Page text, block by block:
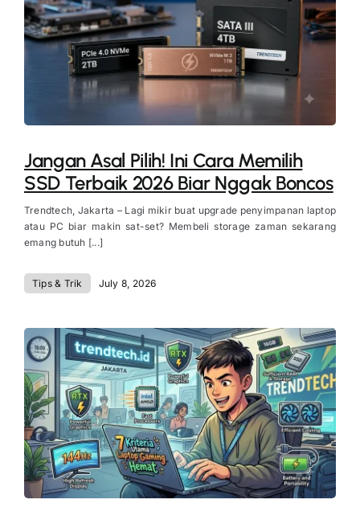
Jangan Asal Pilih! Ini Cara Memilih
SSD Terbaik 2026 Biar Nggak Boncos
Trendtech, Jakarta – Lagi mikir buat upgrade penyimpanan laptop
atau PC biar makin sat-set? Membeli storage zaman sekarang
emang butuh [...]
Tips & Trik July 8, 2026